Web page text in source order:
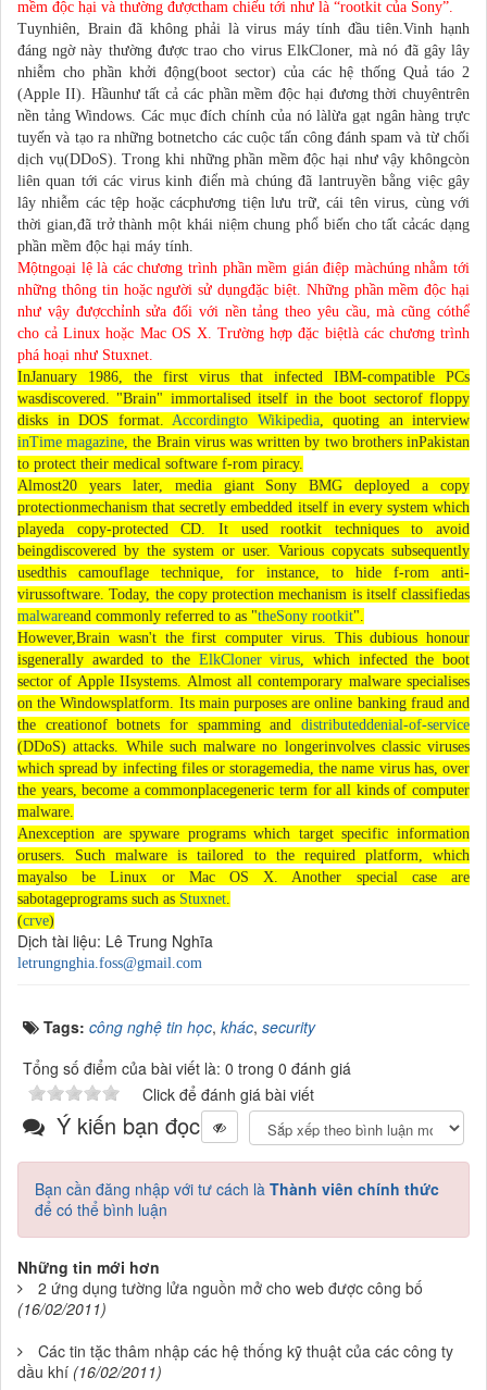
mềm độc hại và thường đượctham chiếu tới như là “rootkit của Sony”.
Tuynhiên, Brain đã không phải là virus máy tính đầu tiên.Vinh hạnh
đáng ngờ này thường được trao cho virus ElkCloner, mà nó đã gây lây
nhiễm cho phần khởi động(boot sector) của các hệ thống Quả táo 2
(Apple II). Hầunhư tất cả các phần mềm độc hại đương thời chuyêntrên
nền tảng Windows. Các mục đích chính của nó làlừa gạt ngân hàng trực
tuyến và tạo ra những botnetcho các cuộc tấn công đánh spam và từ chối
dịch vụ(DDoS). Trong khi những phần mềm độc hại như vậy khôngcòn
liên quan tới các virus kinh điển mà chúng đã lantruyền bằng việc gây
lây nhiễm các tệp hoặc cácphương tiện lưu trữ, cái tên virus, cùng với
thời gian,đã trở thành một khái niệm chung phổ biến cho tất cảcác dạng
phần mềm độc hại máy tính.
Mộtngoại lệ là các chương trình phần mềm gián điệp màchúng nhằm tới
những thông tin hoặc người sử dụngđặc biệt. Những phần mềm độc hại
như vậy đượcchỉnh sửa đối với nền tảng theo yêu cầu, mà cũng cóthể
cho cả Linux hoặc Mac OS X. Trường hợp đặc biệtlà các chương trình
phá hoại như Stuxnet.
InJanuary 1986, the first virus that infected IBM-compatible PCs
wasdiscovered. "Brain" immortalised itself in the boot sectorof floppy
disks in DOS format. Accordingto Wikipedia, quoting an interview
inTime magazine, the Brain virus was written by two brothers inPakistan
to protect their medical software f-rom piracy.
Almost20 years later, media giant Sony BMG deployed a copy
protectionmechanism that secretly embedded itself in every system which
playeda copy-protected CD. It used rootkit techniques to avoid
beingdiscovered by the system or user. Various copycats subsequently
usedthis camouflage technique, for instance, to hide f-rom anti-
virussoftware. Today, the copy protection mechanism is itself classifiedas
malwareand commonly referred to as "theSony rootkit".
However,Brain wasn't the first computer virus. This dubious honour
isgenerally awarded to the ElkCloner virus, which infected the boot
sector of Apple IIsystems. Almost all contemporary malware specialises
on the Windowsplatform. Its main purposes are online banking fraud and
the creationof botnets for spamming and distributeddenial-of-service
(DDoS) attacks. While such malware no longerinvolves classic viruses
which spread by infecting files or storagemedia, the name virus has, over
the years, become a commonplacegeneric term for all kinds of computer
malware.
Anexception are spyware programs which target specific information
orusers. Such malware is tailored to the required platform, which
mayalso be Linux or Mac OS X. Another special case are
sabotageprograms such as Stuxnet.
(crve)
Dịch tài liệu: Lê Trung Nghĩa
letrungnghia.foss@gmail.com
Tags: công nghệ tin học, khác, security
Tổng số điểm của bài viết là: 0 trong 0 đánh giá
Click để đánh giá bài viết
Ý kiến bạn đọc
Bạn cần đăng nhập với tư cách là Thành viên chính thức
để có thể bình luận
Những tin mới hơn
2 ứng dụng tường lửa nguồn mở cho web được công bố
(16/02/2011)
Các tin tặc thâm nhập các hệ thống kỹ thuật của các công ty
dầu khí (16/02/2011)